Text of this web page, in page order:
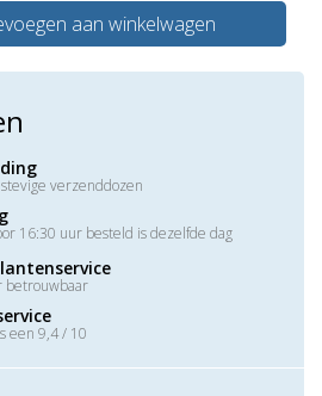
aan winkelwagen
verzenddozen
16:30 uur besteld is dezelfde dag
betrouwbaar
een 9,4 / 10